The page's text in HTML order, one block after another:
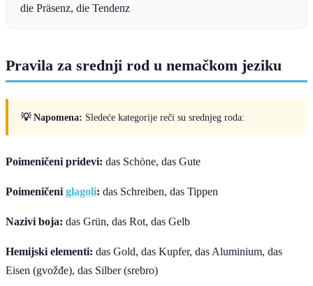
die Präsenz, die Tendenz
Pravila za srednji rod u nemačkom jeziku
💡 Napomena: Sledeće kategorije reči su srednjeg roda:
Poimeničeni pridevi: das Schöne, das Gute
Poimeničeni glagoli: das Schreiben, das Tippen
Nazivi boja: das Grün, das Rot, das Gelb
Hemijski elementi: das Gold, das Kupfer, das Aluminium, das
Eisen (gvožđe), das Silber (srebro)